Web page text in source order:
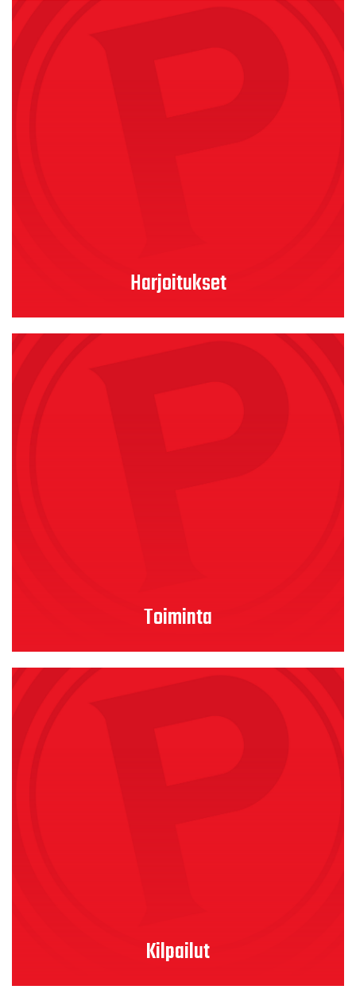
Harjoitukset
Toiminta
Kilpailut